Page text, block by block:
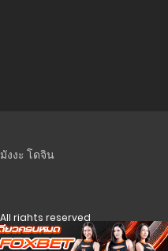
งงะ โดจิน
rights reserved